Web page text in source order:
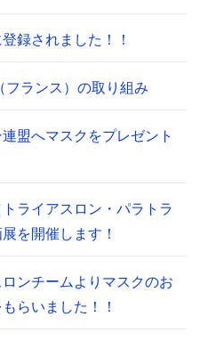
録されました！！
フランス）の取り組み
盟へマスクをプレゼント
ライアスロン・パラトラ
を開催します！
ンチームよりマスクのお
らいました！！